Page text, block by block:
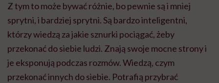
Z tym to może bywać różnie, bo pewnie są i mniej
sprytni, i bardziej sprytni. Są bardzo inteligentni,
którzy wiedzą za jakie sznurki pociągać, żeby
przekonać do siebie ludzi. Znają swoje mocne strony i
je eksponują podczas rozmów. Wiedzą, czym
przekonać innych do siebie. Potrafią przybrać